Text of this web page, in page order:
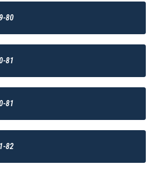
80
81
81
82